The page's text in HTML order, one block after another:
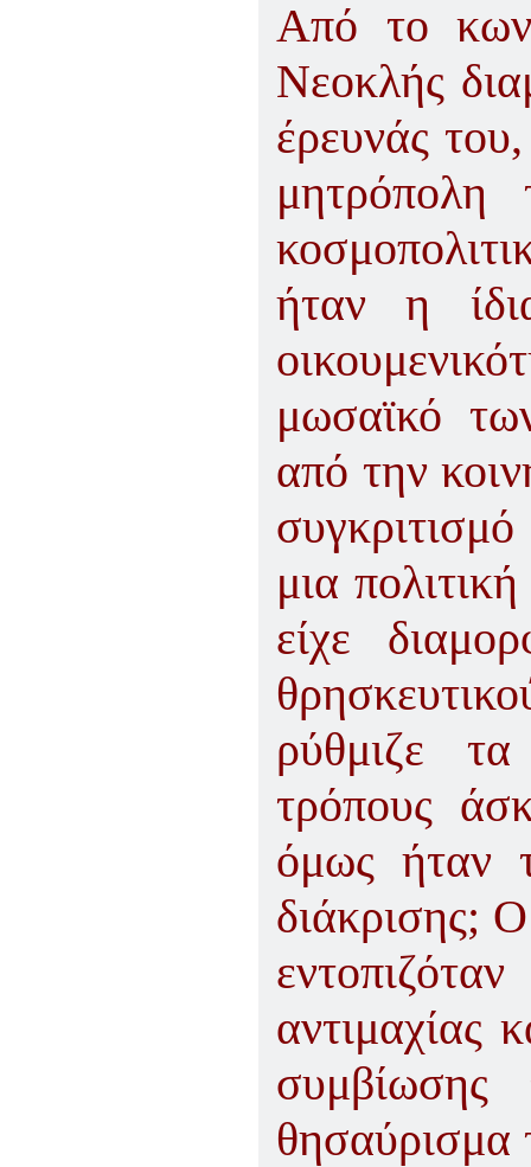
Από το
Νεοκλής
έρευνάς
ήταν η
μωσαϊκό
από την
μια
είχε
ρύθμιζε
τρόπους
όμως ήταν
διάκρισης;
αντιμαχίας
θησαύρισμα